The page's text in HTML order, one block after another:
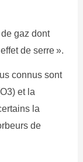
gaz dont
de serre ».
connus sont
et la
la
de